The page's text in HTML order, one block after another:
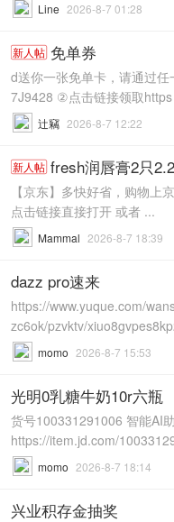
Line 2026-8-7 01:28
新人帖 免单券
d送你一张免单卡，请通过
7J9428 ②点击链接领取
辻竊 2026-8-7 12:22
新人帖 fresh润唇膏2只
【京东】多快好省，购物上
点击链接直接打开 或者 ...
Mammal 2026-8-7 18:39
dazz pro速来
https://www.yuque.com/
zc6ok/pzvktv/
momo 2026-8-7 15:53
光明0乳糖牛奶10r六瓶
货号100331291006 智能AI
https://item.jd.com/
momo 2026-8-7 18:14
兴业积存金抽奖